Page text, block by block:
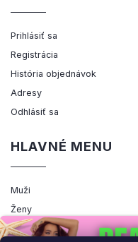
Prihlásiť sa
Registrácia
História objednávok
Adresy
Odhlásiť sa
HLAVNÉ MENU
Muži
Ženy
Výpredaj